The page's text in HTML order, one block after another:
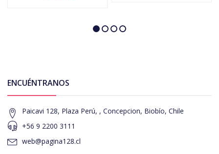
ENCUÉNTRANOS
Paicavi 128, Plaza Perú, , Concepcion, Biobío, Chile
+56 9 2200 3111
web@pagina128.cl